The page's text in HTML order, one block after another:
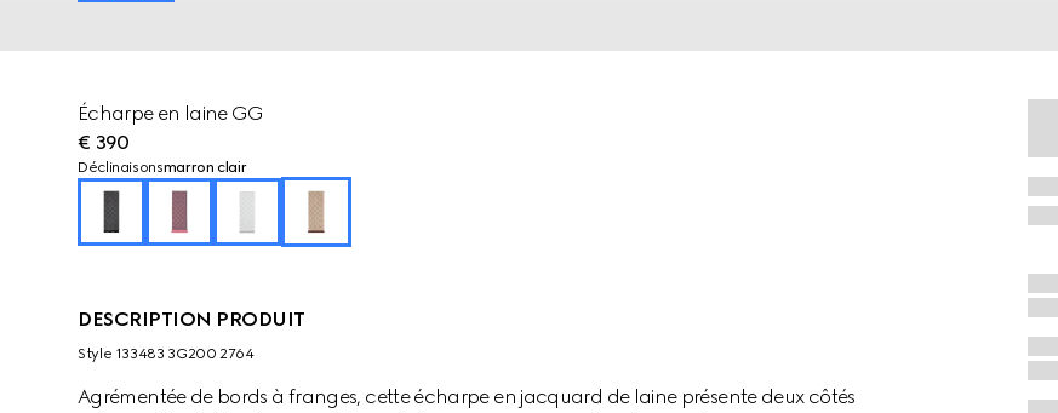
Écharpe en laine GG
€ 390
Déclinaisonsmarron clair
DESCRIPTION PRODUIT
Style ‎133483 3G200 2764
Agrémentée de bords à franges, cette écharpe en jacquard de laine présente deux côtés